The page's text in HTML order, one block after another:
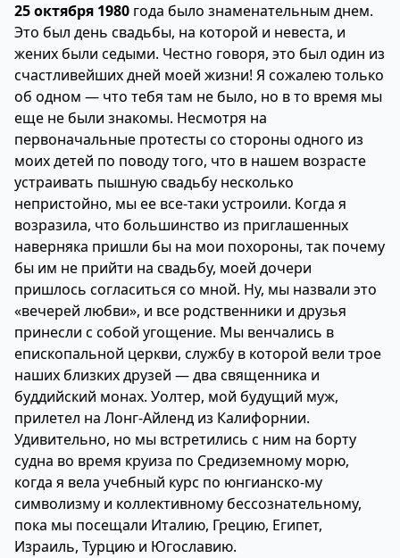
25 октября 1980 года было знаменательным днем.
Это был день свадьбы, на которой и невеста, и
жених были седыми. Честно говоря, это был один из
счастливейших дней моей жизни! Я сожалею только
об одном — что тебя там не было, но в то время мы
еще не были знакомы. Несмотря на
первоначальные протесты со стороны одного из
моих детей по поводу того, что в нашем возрасте
устраивать пышную свадьбу несколько
непристойно, мы ее все-таки устроили. Когда я
возразила, что большинство из приглашенных
наверняка пришли бы на мои похороны, так почему
бы им не прийти на свадьбу, моей дочери
пришлось согласиться со мной. Ну, мы назвали это
«вечерей любви», и все родственники и друзья
принесли с собой угощение. Мы венчались в
епископальной церкви, службу в которой вели трое
наших близких друзей — два священника и
буддийский монах. Уолтер, мой будущий муж,
прилетел на Лонг-Айленд из Калифорнии.
Удивительно, но мы встретились с ним на борту
судна во время круиза по Средиземному морю,
когда я вела учебный курс по юнгианско-му
символизму и коллективному бессознательному,
пока мы посещали Италию, Грецию, Египет,
Израиль, Турцию и Югославию.